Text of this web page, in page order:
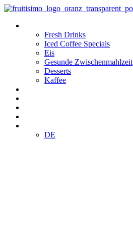
Zum
wechseln
Fresh Drinks
Iced Coffee Specials
Eis
Gesunde Zwischenmahlzeit
Desserts
Kaffee
DE